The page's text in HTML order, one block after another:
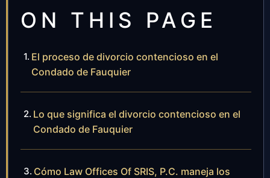
ON THIS PAGE
El proceso de divorcio contencioso en el
Condado de Fauquier
Lo que significa el divorcio contencioso en el
Condado de Fauquier
Cómo Law Offices Of SRIS, P.C. maneja los